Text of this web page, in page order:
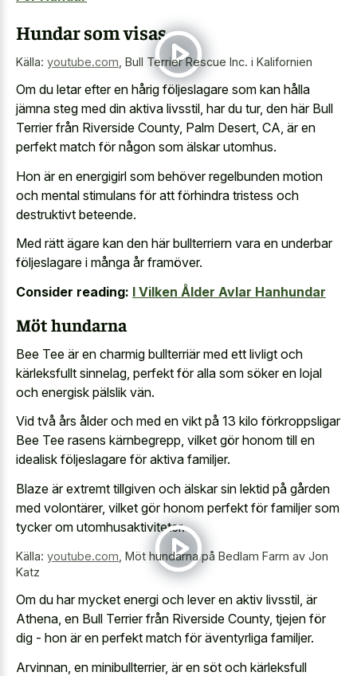
Hundar som visas
Källa: youtube.com Bull Terrier Rescue Inc. i Kalifornien
Om du letar efter en hårig följeslagare som kan hålla
jämna steg med din aktiva livsstil, har du tur, den här Bull
Terrier från Riverside County, Palm Desert, CA, är en
perfekt match för någon som älskar utomhus.
Hon är en energigirl som behöver regelbunden motion
och mental stimulans för att förhindra tristess och
destruktivt beteende.
Med rätt ägare kan den här bullterriern vara en underbar
följeslagare i många år framöver.
Consider reading: I Vilken Ålder Avlar Hanhundar
Möt hundarna
Bee Tee är en charmig bullterriär med ett livligt och
kärleksfullt sinnelag, perfekt för alla som söker en lojal
och energisk pälslik vän.
Vid två års ålder och med en vikt på 13 kilo förkroppsligar
Bee Tee rasens kärnbegrepp, vilket gör honom till en
idealisk följeslagare för aktiva familjer.
Blaze är extremt tillgiven och älskar sin lektid på gården
med volontärer, vilket gör honom perfekt för familjer som
tycker om utomhusaktiviteter.
Källa: youtube.com Möt hundarna på Bedlam Farm av Jon
Katz
Om du har mycket energi och lever en aktiv livsstil, är
Athena, en Bull Terrier från Riverside County, tjejen för
dig - hon är en perfekt match för äventyrliga familjer.
Arvinnan, en minibullterrier, är en söt och kärleksfull